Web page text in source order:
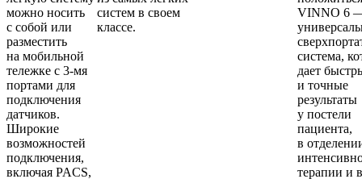
можно носить
с собой или
разместить
на мобильной
тележке с 3-мя
портами для
подключения
датчиков.
Широкие
возможностей
подключения,
включая PACS,
систем в своем
классе.
VINNO 6
система,
дает
и точные
результаты
у постели
пациента,
в
терапии и